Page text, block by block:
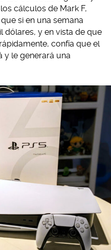
cálculos de Mark F,
si en una semana
dólares, y en vista de que
confía que el
y le generará una